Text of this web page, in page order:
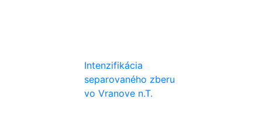
Intenzifikácia
separovaného zberu
vo Vranove n.T.